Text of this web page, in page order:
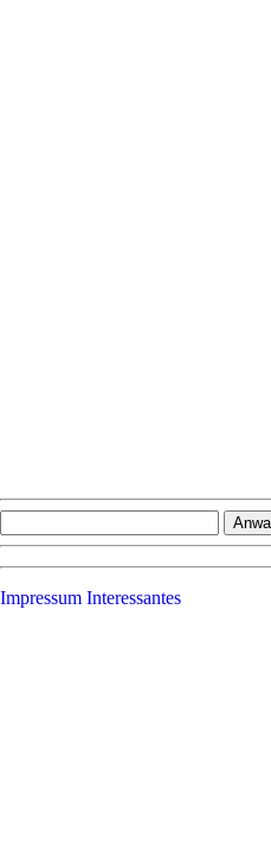
Impressum Interessantes